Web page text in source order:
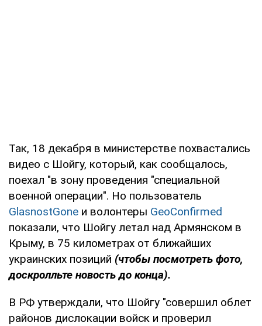
Так, 18 декабря в министерстве похвастались
видео с Шойгу, который, как сообщалось,
поехал "в зону проведения "специальной
военной операции". Но пользователь
GlasnostGone и волонтеры GeoConfirmed
показали, что Шойгу летал над Армянском в
Крыму, в 75 километрах от ближайших
украинских позиций (чтобы посмотреть фото,
доскролльте новость до конца).
В РФ утверждали, что Шойгу "совершил облет
районов дислокации войск и проверил